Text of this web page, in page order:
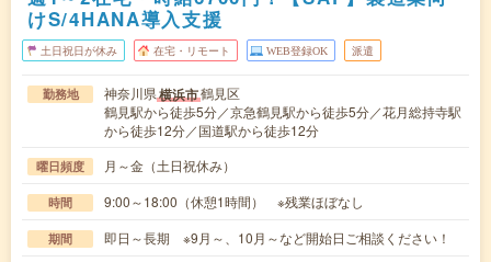
けS/4HANA導入支援
土日祝日が休み 在宅・リモート WEB登録OK 派遣
勤務地 神奈川県横浜市鶴見区
鶴見駅から徒歩5分／京急鶴見駅から徒歩5分／花月総持寺駅
から徒歩12分／国道駅から徒歩12分
曜日頻度 月～金（土日祝休み）
時間 9:00～18:00（休憩1時間） ※残業ほぼなし
期間 即日～長期 ※9月～、10月～など開始日ご相談ください！